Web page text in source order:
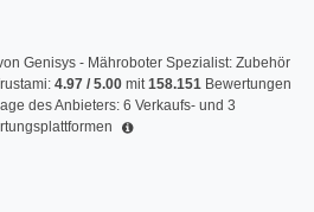
Genisys - Mähroboter Spezialist: Zubehör
4.97/ 5.00mit158.151 Bewertungen
des Anbieters: 6 Verkaufs- und 3